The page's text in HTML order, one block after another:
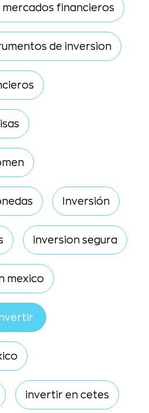
financieros
de inversion
Inversión
inversion segura
mexico
invertir en cetes